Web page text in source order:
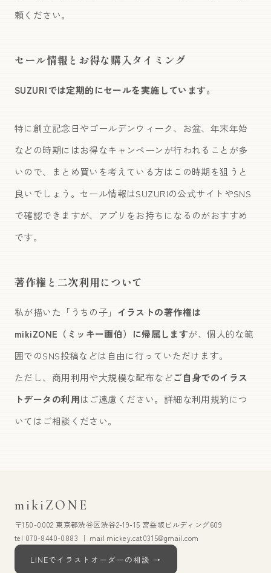
頼ください。
セール情報とお得な購入タイミング
SUZURIでは定期的にセールを実施しています。
特に創立記念日やゴールデンウィーク、お盆、年末年始
などの時期にはお得なキャンペーンが行われることが多
いので、まとめ買いを考えている方はこの時期を狙うと
良いでしょう。セール情報はSUZURIの公式サイトやSNS
で確認できますが、アプリをお持ちになるのがおすすめ
です。
著作権と二次利用について
私が描いた「うちの子」 イラストの著作権は
mikiZONE（ミッキー画伯）に帰属しますが、個人的な範
囲でのSNS投稿などは自由に行っていただけます。
ただし、商用利用や大規模な配布などご自身でのイラス
トデータの利用はご遠慮ください。詳細な利用規約につ
いてはご相談ください。
mikiZONE
〒150-0002 東京都渋谷区渋谷2-19-15 宮益坂ビルディング609
tel 070-8440-0883 ｜ mail mickey.cat0315@gmail.com
LINEでイラストオーダーの相談 →